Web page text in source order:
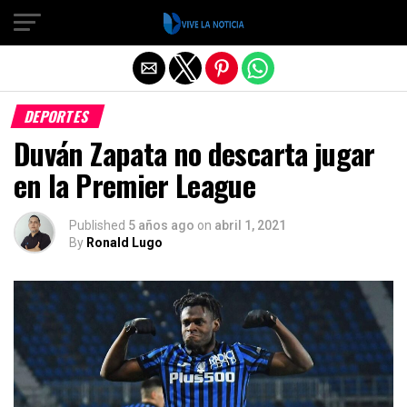
DEPORTES
Duván Zapata no descarta jugar
en la Premier League
Published 5 años ago on abril 1, 2021
By Ronald Lugo
Salir de la versión móvil